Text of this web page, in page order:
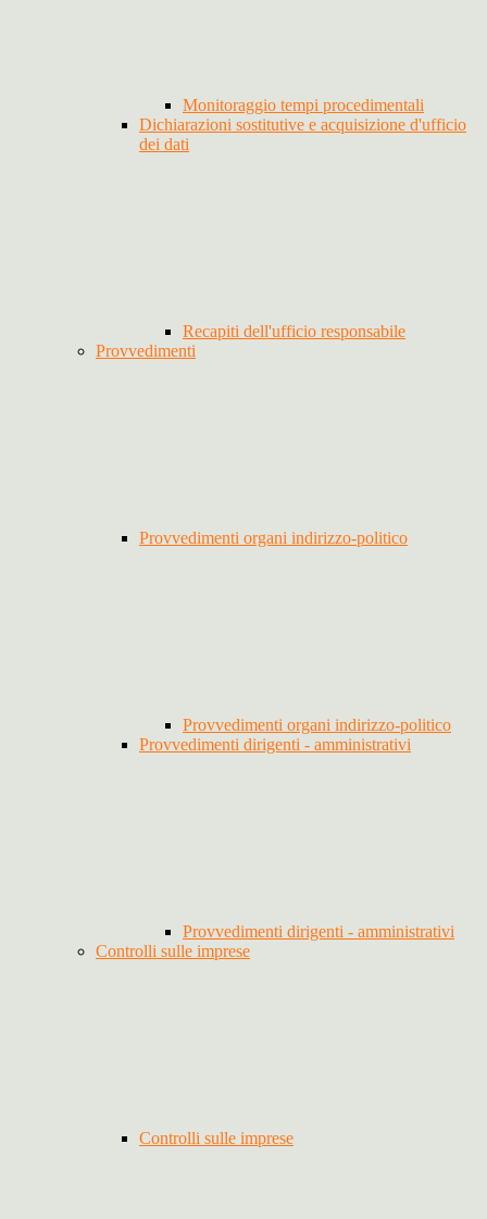
Monitoraggio tempi procedimentali
Dichiarazioni sostitutive e acquisizione d'ufficio
dei dati
Recapiti dell'ufficio responsabile
Provvedimenti
Provvedimenti organi indirizzo-politico
Provvedimenti organi indirizzo-politico
Provvedimenti dirigenti - amministrativi
Provvedimenti dirigenti - amministrativi
Controlli sulle imprese
Controlli sulle imprese